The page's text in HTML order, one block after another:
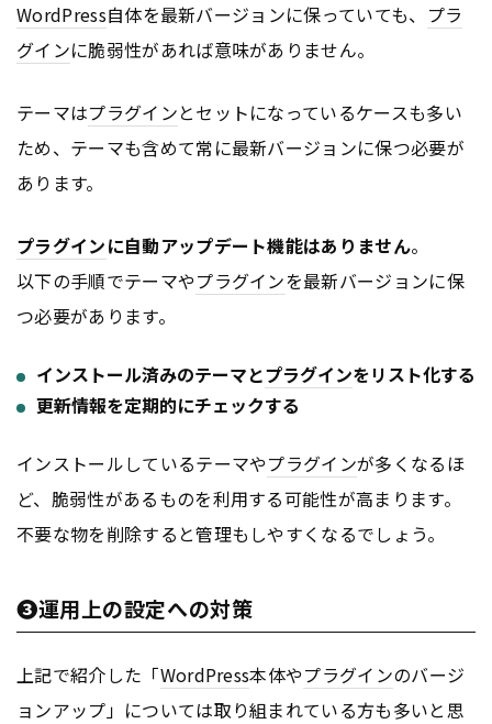
WordPress自体を最新バージョンに保っていても、 プラ
グインに脆弱性があれば意味がありません。
テーマはプラグインとセットになっているケースも多い
ため、テーマも含めて常に最新バージョンに保つ必要が
あります。
プラグインに自動アップデート機能はありません。
以下の手順でテーマやプラグインを最新バージョンに保
つ必要があります。
インストール済みのテーマとプラグインをリスト化する
更新情報を定期的にチェックする
インストールしているテーマやプラグインが多くなるほ
ど、脆弱性があるものを利用する可能性が高まります。
不要な物を削除すると管理もしやすくなるでしょう。
❸運用上の設定への対策
上記で紹介した「WordPress本体やプラグインのバージ
ョンアップ」については取り組まれている方も多いと思